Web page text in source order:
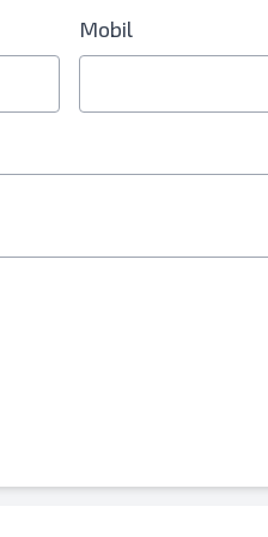
Mobil